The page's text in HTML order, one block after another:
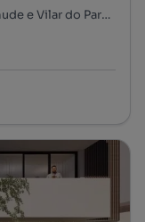
Soares dos Reis - Rasa de Cima, Mafamude e Vilar do Paraíso, Vila Nova de Gaia, Porto